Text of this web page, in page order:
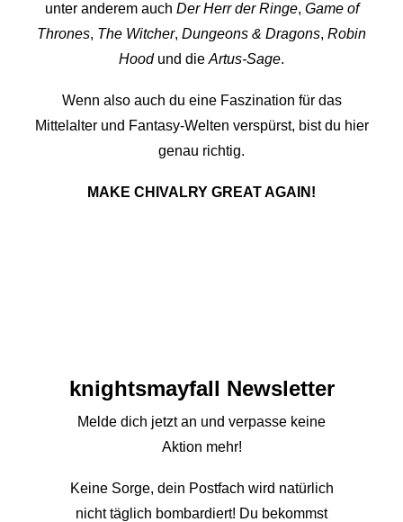
unter anderem auch Der Herr der Ringe, Game of
Thrones, The Witcher, Dungeons & Dragons, Robin
Hoodund die Artus-Sage.
Wenn also auch du eine Faszination für das
Mittelalter und Fantasy-Welten verspürst, bist du hier
genau richtig.
MAKE CHIVALRY GREAT AGAIN!
knights­mayfall Newsletter
Melde dich jetzt an und verpasse keine
Aktion mehr!
Keine Sorge, dein Postfach wird natürlich
nicht täglich bombardiert! Du bekommst